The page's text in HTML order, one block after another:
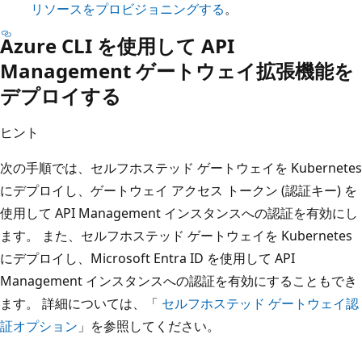
リソースをプロビジョニングする。
Azure CLI を使用して API
Management ゲートウェイ拡張機能を
デプロイする
ヒント
次の手順では、セルフホステッド ゲートウェイを Kubernetes
にデプロイし、ゲートウェイ アクセス トークン (認証キー) を
使用して API Management インスタンスへの認証を有効にし
ます。 また、セルフホステッド ゲートウェイを Kubernetes
にデプロイし、Microsoft Entra ID を使用して API
Management インスタンスへの認証を有効にすることもでき
ます。 詳細については、「 セルフホステッド ゲートウェイ認
証オプション 」を参照してください。